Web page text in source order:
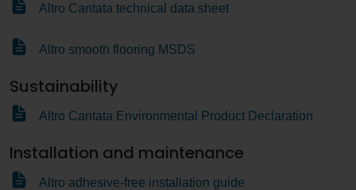
Altro Cantata technical data sheet
Altro smooth flooring MSDS
Sustainability
Altro Cantata Environmental Product Declaration
Installation and maintenance
Altro adhesive-free installation guide